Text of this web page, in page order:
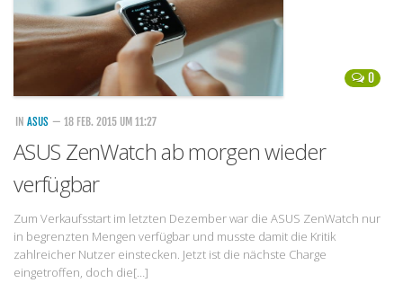
0
IN ASUS — 18 FEB. 2015 UM 11:27
ASUS ZenWatch ab morgen wieder
verfügbar
Zum Verkaufsstart im letzten Dezember war die ASUS ZenWatch nur
in begrenzten Mengen verfügbar und musste damit die Kritik
zahlreicher Nutzer einstecken. Jetzt ist die nächste Charge
eingetroffen, doch die[…]